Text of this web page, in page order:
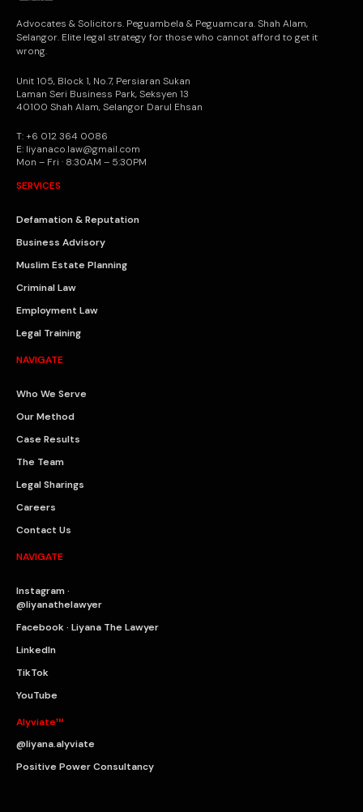
Advocates & Solicitors. Peguambela & Peguamcara. Shah Alam,
Selangor. Elite legal strategy for those who cannot afford to get it
wrong.
Unit 105, Block 1, No.7, Persiaran Sukan
Laman Seri Business Park, Seksyen 13
40100 Shah Alam, Selangor Darul Ehsan
T: +6 012 364 0086
E: liyanaco.law@gmail.com
Mon – Fri · 8:30AM – 5:30PM
SERVICES
Defamation & Reputation
Business Advisory
Muslim Estate Planning
Criminal Law
Employment Law
Legal Training
NAVIGATE
Who We Serve
Our Method
Case Results
The Team
Legal Sharings
Careers
Contact Us
NAVIGATE
Instagram ·
@liyanathelawyer
Facebook · Liyana The Lawyer
LinkedIn
TikTok
YouTube
Alyviate™
@liyana.alyviate
Positive Power Consultancy